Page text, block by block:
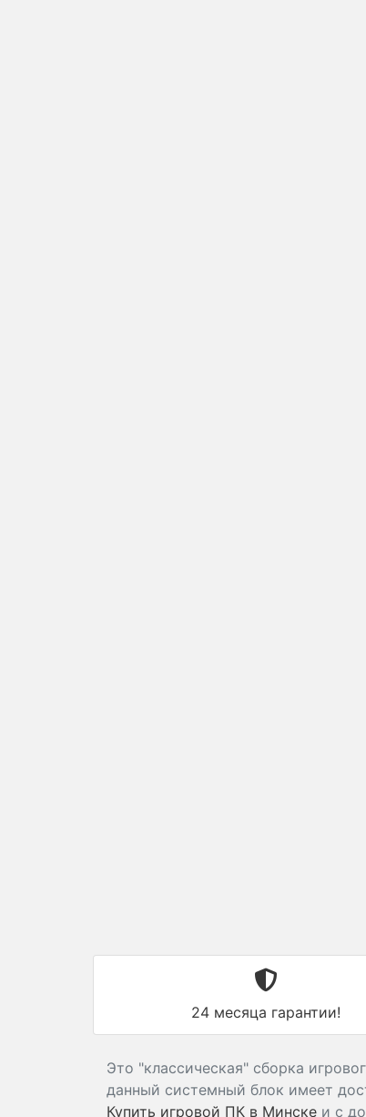
24 месяца гарантии!
Это "классическая" сборка
данный системный блок имеет
Купить игровой ПК в Минске и с